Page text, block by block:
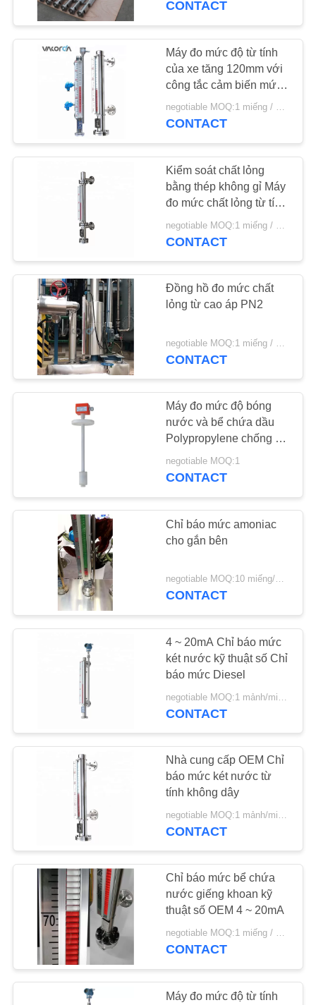
CONTACT
Máy đo mức độ từ tính
của xe tăng 120mm với
công tắc cảm biến mức
độ nổi từ tính
negotiable MOQ:1 miếng / miếng
CONTACT
Kiểm soát chất lỏng
bằng thép không gỉ Máy
đo mức chất lỏng từ tính
0,45g / Cm3
CONTACT
Đồng hồ đo mức chất
lỏng từ cao áp PN2
negotiable MOQ:1 miếng / miếng
CONTACT
Máy đo mức độ bóng
nước và bể chứa dầu
Polypropylene chống ăn
mòn
negotiable MOQ:1
CONTACT
Chỉ báo mức amoniac
cho gắn bên
negotiable MOQ:10 miếng/miếng
CONTACT
4 ~ 20mA Chỉ báo mức
két nước kỹ thuật số Chỉ
báo mức Diesel
CONTACT
Nhà cung cấp OEM Chỉ
báo mức két nước từ
tính không dây
CONTACT
Chỉ báo mức bể chứa
nước giếng khoan kỹ
thuật số OEM 4 ~ 20mA
negotiable MOQ:1 miếng / miếng
CONTACT
Máy đo mức độ từ tính